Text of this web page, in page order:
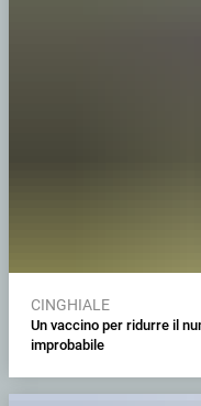
CINGHIALE
Un vaccino per ridurre il
improbabile